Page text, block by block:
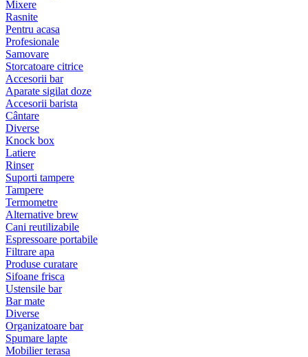
Mixere
Rasnite
Pentru acasa
Profesionale
Samovare
Storcatoare citrice
Accesorii bar
Aparate sigilat doze
Accesorii barista
Cântare
Diverse
Knock box
Latiere
Rinser
Suporti tampere
Tampere
Termometre
Alternative brew
Cani reutilizabile
Espressoare portabile
Filtrare apa
Produse curatare
Sifoane frisca
Ustensile bar
Bar mate
Diverse
Organizatoare bar
Spumare lapte
Mobilier terasa